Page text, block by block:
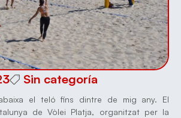
Sin categoría
el teló fins dintre de mig any. El
de Vòlei Platja, organitzat per la